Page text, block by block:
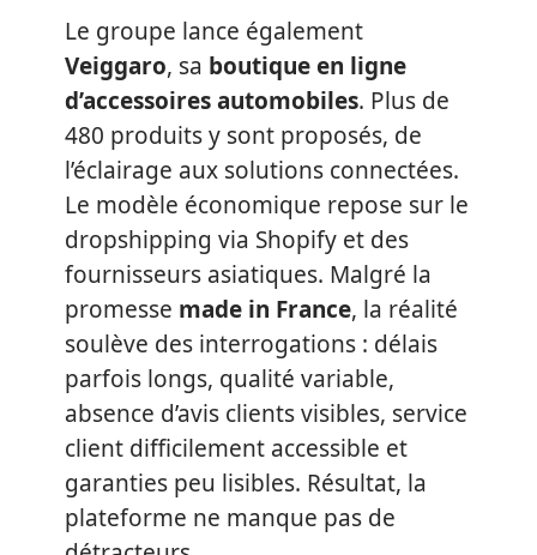
Le groupe lance également
Veiggaro, sa boutique en ligne
d’accessoires automobiles. Plus de
480 produits y sont proposés, de
l’éclairage aux solutions connectées.
Le modèle économique repose sur le
dropshipping via Shopify et des
fournisseurs asiatiques. Malgré la
promesse made in France, la réalité
soulève des interrogations : délais
parfois longs, qualité variable,
absence d’avis clients visibles, service
client difficilement accessible et
garanties peu lisibles. Résultat, la
plateforme ne manque pas de